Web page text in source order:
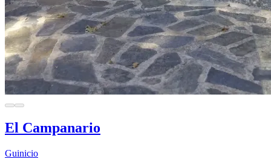
El Campanario
Guinicio